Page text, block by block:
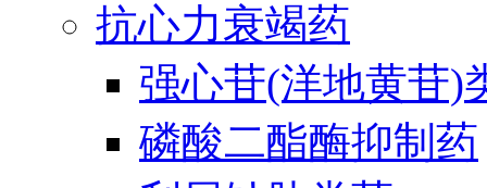
抗心力衰竭药
强心苷(洋地黄苷)
磷酸二酯酶抑制药